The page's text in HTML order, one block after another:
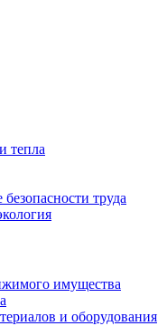
тепла
труда
имущества
и оборудования